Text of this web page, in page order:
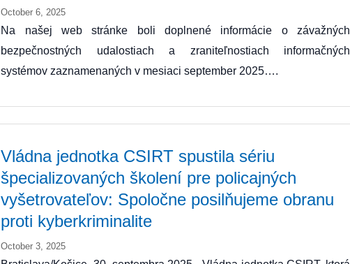
October 6, 2025
Na našej web stránke boli doplnené informácie o závažných
bezpečnostných udalostiach a zraniteľnostiach informačných
systémov zaznamenaných v mesiaci september 2025….
Vládna jednotka CSIRT spustila sériu
špecializovaných školení pre policajných
vyšetrovateľov: Spoločne posilňujeme obranu
proti kyberkriminalite
October 3, 2025